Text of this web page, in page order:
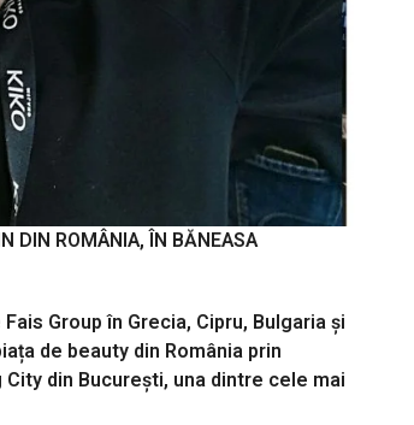
DIN ROMÂNIA, ÎN BĂNEASA
Group în Grecia, Cipru, Bulgaria și
de beauty din România prin
din București, una dintre cele mai